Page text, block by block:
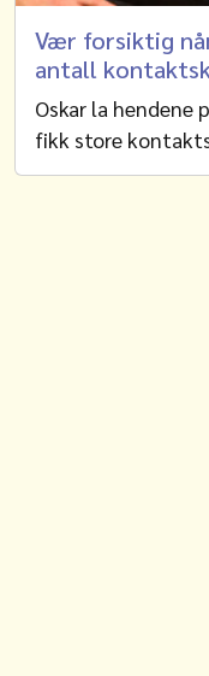
Vær forsiktig
antall
Oskar la hendene
fikk store